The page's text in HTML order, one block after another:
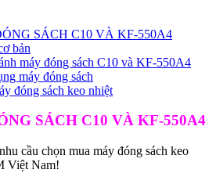
SÁCH C10 VÀ KF-550A4
bản
máy đóng sách C10 và KF-550A4
máy đóng sách
đóng sách keo nhiệt
SÁCH C10 VÀ KF-550A4
cầu chọn mua máy đóng sách keo
Việt Nam!